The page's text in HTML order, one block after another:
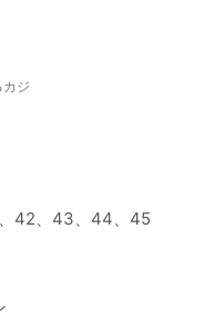
ジ
42、43、44、45